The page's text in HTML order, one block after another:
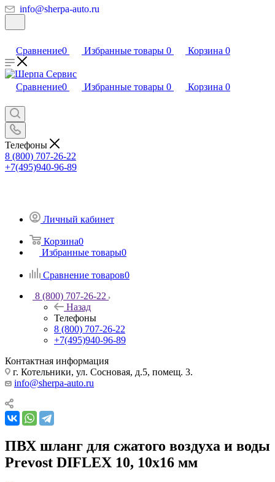
info@sherpa-auto.ru
Сравнение0 Избранные товары 0 Корзина 0
Сравнение0 Избранные товары 0 Корзина 0
Телефоны
8 (800) 707-26-22
+7(495)940-96-89
Личный кабинет
Корзина0
Избранные товары0
Сравнение товаров0
8 (800) 707-26-22
Назад
Телефоны
8 (800) 707-26-22
+7(495)940-96-89
Контактная информация
г. Котельники, ул. Сосновая, д.5, помещ. 3.
info@sherpa-auto.ru
ПВХ шланг для сжатого воздуха и воды
Prevost DIFLEX 10, 10x16 мм